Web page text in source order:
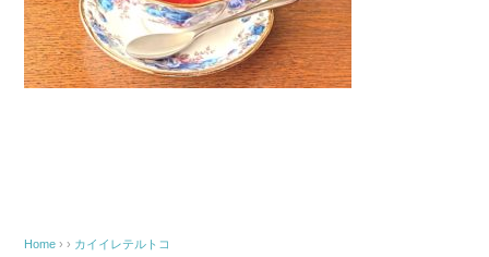
Home › › カイイレテルトコ